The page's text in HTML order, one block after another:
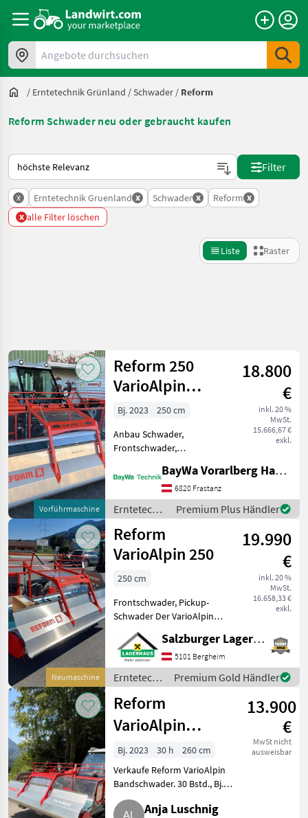
Angebote durchsuchen
/ Erntetechnik Grünland /Schwader / Reform
Reform Schwader neu oder gebraucht kaufen
So wird auf Landwirt.com sortiert
Filter
x Erntetechnik Gruenland x Schwader x Reform x
x alle Filter löschen
Liste Raster
Kategorie 4 Land Filter
AKTUELLER
PFAD
Landtechnik
Erntetechnik
Gruenland
Schwader
KATEGORIE
WÄHLEN
Reform
Pöttinger
Krone
Claas
Kuhn
SIP
Alle 46
anzeigen
MARKTPLATZ
Zurücksetzen
3
Ergebnisse
anzeigen
Vorführmaschine
Reform 250
VarioAlpin
Pickup-
Schwader
18.800
€
inkl. 20 %
MwSt.
15.666,67 €
exkl.
Bj. 2023
250 cm
Anbau Schwader,
Frontschwader,
Schwader Anbau: 3 Punkt,
Kat 1 Zapfwellendrehzahl
540 U/min Hydraulik
Fördermenge: 40l/min
Einstellung der Zinken
BayWa Vorarlberg HandelsGmbH BayWa Technik
6820 Frastanz
Erntetechnik
Grünland /
Reform
Premium Plus Händler
Neumaschine
Reform
VarioAlpin 250
19.990
€
inkl. 20 %
MwSt.
16.658,33 €
exkl.
250 cm
Frontschwader, Pickup-
Schwader Der VarioAlpin
250 von REFORM ist ein
leichter Pick-Up-Schwader
(450 kg) für
Berglandwirtschaft und
schwieriges Gelände. Ideal
für den
Salzburger Lagerhaus-Technik
5101 Bergheim
Erntetechnik
Grünland /
Reform
Premium Gold Händler
Reform
VarioAlpin
Bandschwader
13.900
€
MwSt nicht
ausweisbar
Bj. 2023 30 h
260 cm
Verkaufe Reform VarioAlpin
Bandschwader. 30 Bstd., Bj.
2023. Preis VB. Erntetechnik
Grünland Schwader
Anja Luschnig